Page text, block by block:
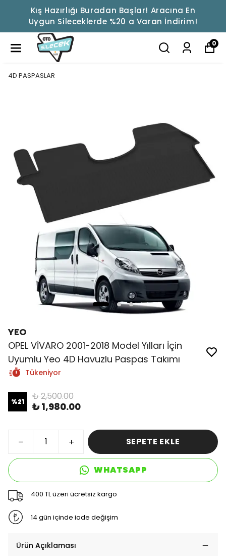
Kış Hazırlığı Buradan Başlar! Aracına En
Uygun Sileceklerde %20 a Varan İndirim!
0
4D PASPASLAR
YEO
OPEL VİVARO 2001-2018 Model Yılları İçin
Uyumlu Yeo 4D Havuzlu Paspas Takımı
Tükeniyor
%21 ₺ 2,500.00
₺ 1,980.00
SEPETE EKLE
WHATSAPP
400 TL üzeri ücretsiz kargo
14 gün içinde iade değişim
Ürün Açıklaması